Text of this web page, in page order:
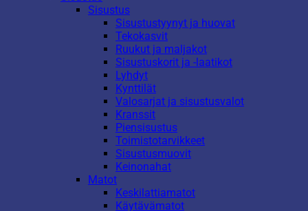
Sisustus
Sisustustyynyt ja huovat
Tekokasvit
Ruukut ja maljakot
Sisustuskorit ja -laatikot
Lyhdyt
Kynttilät
Valosarjat ja sisustusvalot
Kranssit
Piensisustus
Toimistotarvikkeet
Sisustusmuovit
Keinonahat
Matot
Keskilattiamatot
Käytävämatot